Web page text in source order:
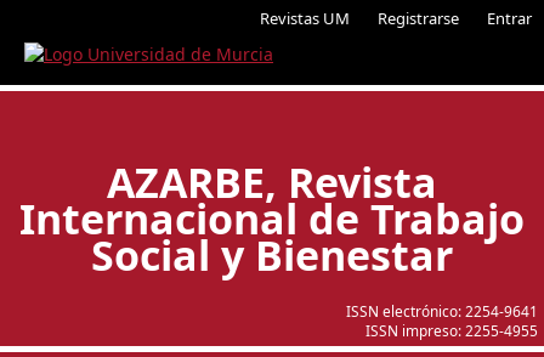
Revistas UM Registrarse Entrar
ISSN electrónico: 2254-9641
ISSN impreso: 2255-4955
AZARBE, Revista
Internacional de Trabajo
Social y Bienestar